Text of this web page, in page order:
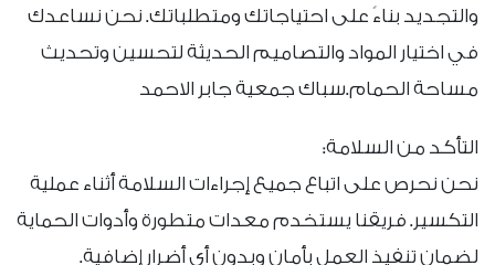
والتجديد بناءً على احتياجاتك ومتطلباتك. نحن نساعدك
في اختيار المواد والتصاميم الحديثة لتحسين وتحديث
مساحة الحمام.سباك جمعية جابر الاحمد
التأكد من السلامة:
نحن نحرص على اتباع جميع إجراءات السلامة أثناء عملية
التكسير. فريقنا يستخدم معدات متطورة وأدوات الحماية
لضمان تنفيذ العمل بأمان وبدون أي أضرار إضافية.